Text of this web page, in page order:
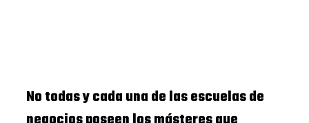
No todas y cada una de las escuelas de